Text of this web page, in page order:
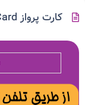
کارت پرواز Boarding Card